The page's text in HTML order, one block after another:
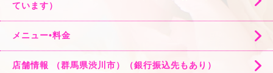
ています）
メニュー•料金
店舗情報 （群馬県渋川市）（銀行振込先もあり）